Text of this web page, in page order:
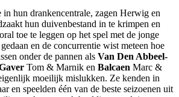
hun drankencentrale, zagen Herwig en
hun duivenbestand in te krimpen en
toe te leggen op het spel met de jonge
en de concurrentie wist meteen hoe
onder de pannen als Van Den Abbeel-
Tom & Marnik en Balcaen Marc &
moeilijk mislukken. Ze kenden in
en speelden één van de beste seizoenen uit